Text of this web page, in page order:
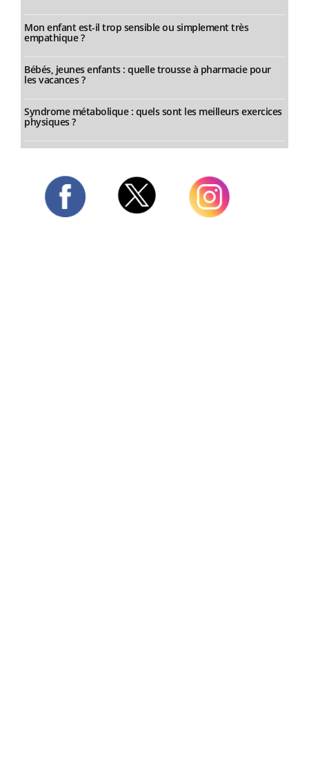
Mon enfant est-il trop sensible ou simplement très
empathique ?
Bébés, jeunes enfants : quelle trousse à pharmacie pour
les vacances ?
Syndrome métabolique : quels sont les meilleurs exercices
physiques ?